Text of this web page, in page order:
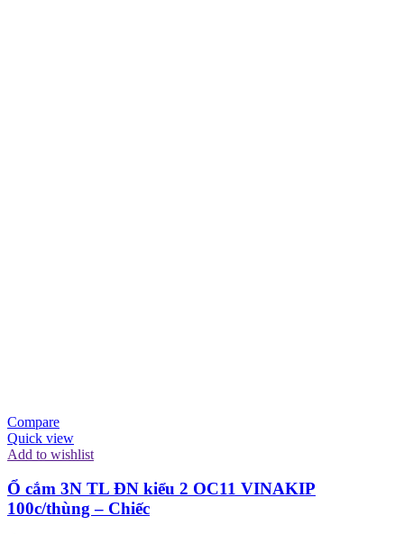
Compare
Quick view
Add to wishlist
Ổ cắm 3N TL ĐN kiểu 2 OC11 VINAKIP
100c/thùng – Chiếc